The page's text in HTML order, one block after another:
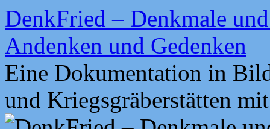
Zum
Inhalt
springen
DenkFried – Denkmale
Andenken und Gedenken
Eine Dokumentation in
und Kriegsgräberstätten